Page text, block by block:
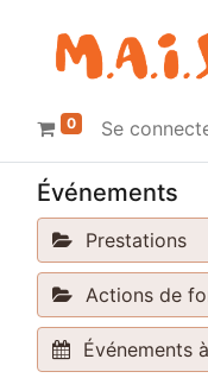
0 Se
Événements
Prestations
Actions de
Événements